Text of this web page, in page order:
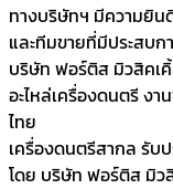
ทางบริษัทฯ มีความยิน
และทีมขายที่มีประสบ
บริษัท ฟอร์ติส มิวสิคเ
อะไหล่เครื่องดนตรี ง
ไทย
เครื่องดนตรีสากล รับ
โดย บริษัท ฟอร์ติส มิว